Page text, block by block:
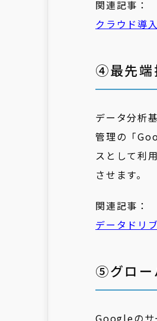
関連記事：
クラウド導
④最先端
データ分析
管理の「
スとして利
させます。
関連記事：
データドリ
⑤グロー
Googleのサ